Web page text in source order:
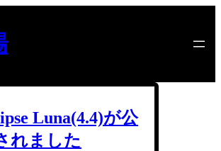
Luna(4.4)が公
れました